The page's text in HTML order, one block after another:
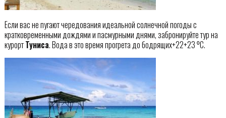
Если вас не пугают чередования идеальной солнечной погоды с
кратковременными дождями и пасмурными днями, забронируйте тур на
курортТуниса. Вода в это время прогрета до бодрящих+22+23 ⁰С.